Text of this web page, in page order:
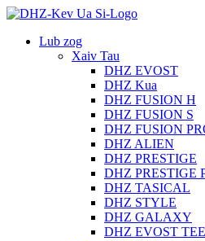
Lub zog
Xaiv Tau
DHZ EVOST
DHZ Kua
DHZ FUSION H
DHZ FUSION S
DHZ FUSION
DHZ ALIEN
DHZ PRESTIGE
DHZ PRESTIGE
DHZ TASICAL
DHZ STYLE
DHZ GALAXY
DHZ EVOST